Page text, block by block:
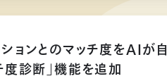
ションとのマッチ度をAIが自
診断」機能を追加